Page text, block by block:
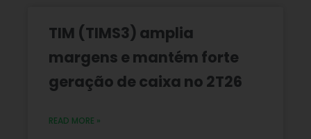
TIM (TIMS3) amplia
margens e mantém forte
geração de caixa no 2T26
READ MORE »